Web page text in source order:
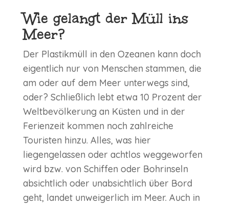
Wie gelangt der Müll ins
Meer?
Der Plastikmüll in den Ozeanen kann doch
eigentlich nur von Menschen stammen, die
am oder auf dem Meer unterwegs sind,
oder? Schließlich lebt etwa 10 Prozent der
Weltbevölkerung an Küsten und in der
Ferienzeit kommen noch zahlreiche
Touristen hinzu. Alles, was hier
liegengelassen oder achtlos weggeworfen
wird bzw. von Schiffen oder Bohrinseln
absichtlich oder unabsichtlich über Bord
geht, landet unweigerlich im Meer. Auch in